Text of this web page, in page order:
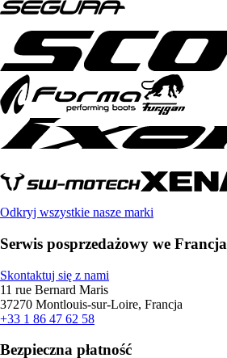
Odkryj wszystkie nasze marki
Serwis posprzedażowy we Francja
Skontaktuj się z nami
11 rue Bernard Maris
37270 Montlouis-sur-Loire, Francja
+33 1 86 47 62 58
Bezpieczna płatność